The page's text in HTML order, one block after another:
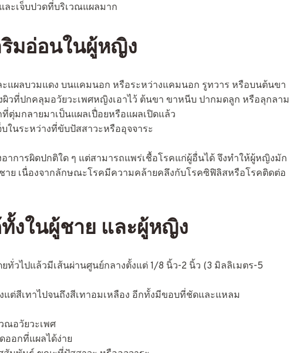
ละเจ็บปวดที่บริเวณแผลมาก
มอ่อนในผู้หญิง
แผลบวมแดง บนแคมนอก หรือระหว่างแคมนอก รูทวาร หรือบนต้นขา
วที่ปกคลุมอวัยวะเพศหญิงเอาไว้ ต้นขา ขาหนีบ ปากมดลูก หรือลุกลาม
ตุ่มกลายมาเป็นแผลเปื่อยหรือแผลเปิดแล้ว
ในระหว่างที่ขับปัสสาวะหรืออุจจาระ
าการผิดปกติใด ๆ แต่สามารถแพร่เชื้อโรคแก่ผู้อื่นได้ จึงทำให้ผู้หญิงมัก
าย เนื่องจากลักษณะโรคมีความคล้ายคลึงกับโรคซิฟิลิสหรือโรคติดต่อ
งในผู้ชาย และผู้หญิง
วไปแล้วมีเส้นผ่านศูนย์กลางตั้งแต่ 1/8 นิ้ว-2 นิ้ว (3 มิลลิเมตร-5
แต่สีเทาไปจนถึงสีเทาอมเหลือง อีกทั้งมีขอบที่ชัดและแหลม
ณอวัยวะเพศ
ออกที่แผลได้ง่าย